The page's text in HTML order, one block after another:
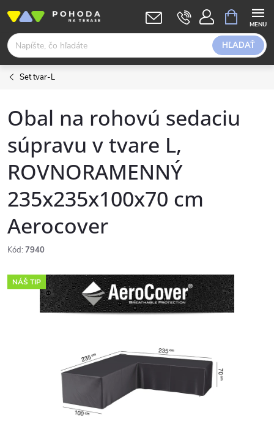
obsah
HĽADAŤ
KOŠÍK
Set tvar-L
Obal na rohovú sedaciu
súpravu v tvare L,
ROVNORAMENNÝ
235x235x100x70 cm
Aerocover
Kód: 7940
NÁŠ TIP